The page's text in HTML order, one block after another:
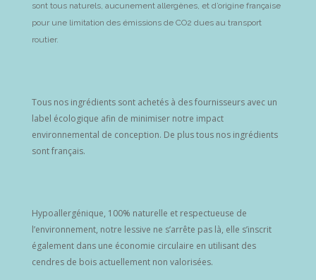
sont tous naturels, aucunement allergènes, et d’origine française
pour une limitation des émissions de CO2 dues au transport
routier.
Tous nos ingrédients sont achetés à des fournisseurs avec un
label écologique afin de minimiser notre impact
environnemental de conception. De plus tous nos ingrédients
sont français.
Hypoallergénique, 100% naturelle et respectueuse de
l’environnement, notre lessive ne s’arrête pas là, elle s’inscrit
également dans une économie circulaire en utilisant des
cendres de bois actuellement non valorisées.